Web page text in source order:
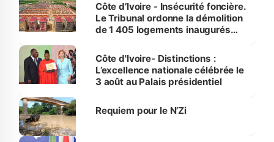
Côte d’Ivoire - Insécurité foncière.
Le Tribunal ordonne la démolition
de 1 405 logements inaugurés
Bassam
Côte d'Ivoire- Distinctions :
L’excellence nationale célébrée le
3 août au Palais présidentiel
Requiem pour le N’Zi